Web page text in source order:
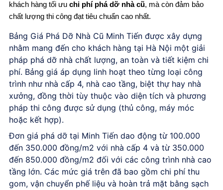
khách hàng tối ưu chi phí phá dỡ nhà cũ, mà còn đảm bảo
chất lượng thi công đạt tiêu chuẩn cao nhất.
Bảng Giá Phá Dỡ Nhà Cũ Minh Tiến được xây dựng
nhằm mang đến cho khách hàng tại Hà Nội một giải
pháp phá dỡ nhà chất lượng, an toàn và tiết kiệm chi
phí. Bảng giá áp dụng linh hoạt theo từng loại công
trình như nhà cấp 4, nhà cao tầng, biệt thự hay nhà
xưởng, đồng thời tùy thuộc vào diện tích và phương
pháp thi công được sử dụng (thủ công, máy móc
hoặc kết hợp).
Đơn giá phá dỡ tại Minh Tiến dao động từ 100.000
đến 350.000 đồng/m2 với nhà cấp 4 và từ 350.000
đến 850.000 đồng/m2 đối với các công trình nhà cao
tầng lớn. Các mức giá trên đã bao gồm chi phí thu
gom, vận chuyển phế liệu và hoàn trả mặt bằng sạch